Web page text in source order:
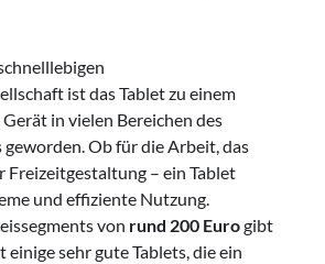
ist das Tablet zu einem
in vielen Bereichen des
geworden. Ob für die Arbeit, das
Freizeitgestaltung – ein Tablet
und effiziente Nutzung.
von rund 200 Eurogibt
einige sehr gute Tablets, die ein